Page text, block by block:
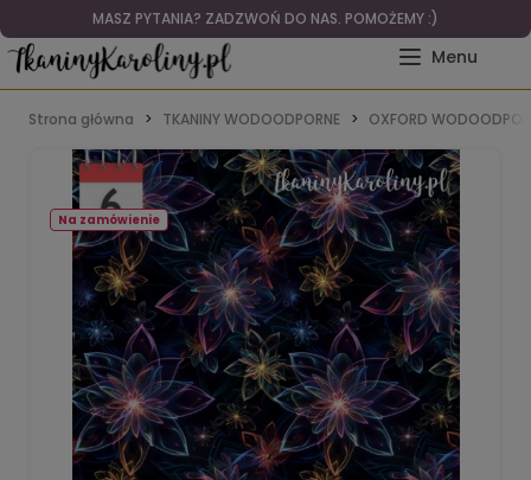
MASZ PYTANIA? ZADZWOŃ DO NAS. POMOŻEMY :)
Strona główna TKANINY WODOODPORNE OXFORD
Na zamówienie